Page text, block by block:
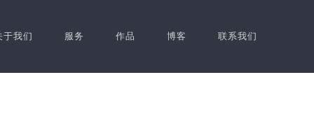
于我们 服务 作品 博客 联系我们